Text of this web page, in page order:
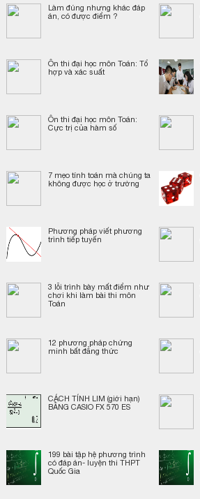
Làm đúng nhưng khác đáp
án, có được điểm ?
Ôn thi đại học môn Toán: Tổ
hợp và xác suất
Ôn thi đại học môn Toán:
Cực trị của hàm số
7 mẹo tính toán mà chúng ta
không được học ở trường
Phương pháp viết phương
trình tiếp tuyến
3 lỗi trình bày mất điểm như
chơi khi làm bài thi môn
Toán
12 phương pháp chứng
minh bất đẳng thức
CÁCH TÍNH LIM (giới hạn)
BẰNG CASIO FX 570 ES
199 bài tập hệ phương trình
có đáp án- luyện thi THPT
Quốc Gia